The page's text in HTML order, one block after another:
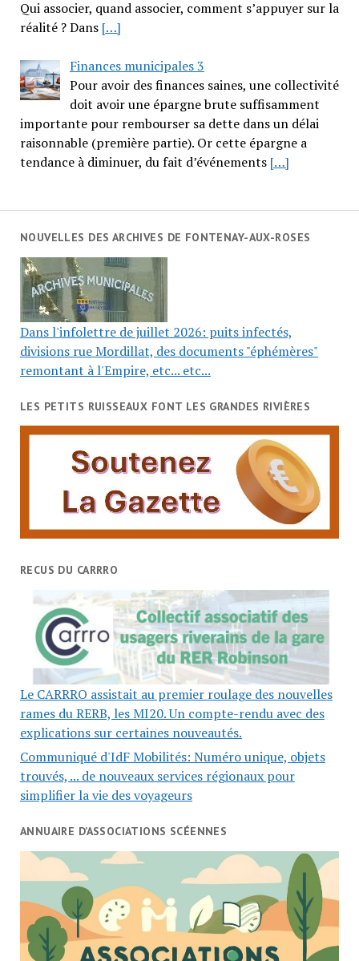
Qui associer, quand associer, comment s’appuyer sur la
réalité ? Dans […]
Finances municipales 3
Pour avoir des finances saines, une collectivité
doit avoir une épargne brute suffisamment
importante pour rembourser sa dette dans un délai
raisonnable (première partie). Or cette épargne a
tendance à diminuer, du fait d’événements […]
NOUVELLES DES ARCHIVES DE FONTENAY-AUX-ROSES
Dans l'infolettre de juillet 2026: puits infectés,
divisions rue Mordillat, des documents "éphémères"
remontant à l'Empire, etc... etc...
LES PETITS RUISSEAUX FONT LES GRANDES RIVIÈRES
RECUS DU CARRRO
Le CARRRO assistait au premier roulage des nouvelles
rames du RERB, les MI20. Un compte-rendu avec des
explications sur certaines nouveautés.
Communiqué d'IdF Mobilités: Numéro unique, objets
trouvés, ... de nouveaux services régionaux pour
simplifier la vie des voyageurs
ANNUAIRE D’ASSOCIATIONS SCÉENNES